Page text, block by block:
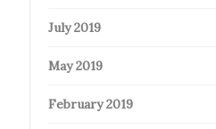
July 2019
May 2019
February 2019